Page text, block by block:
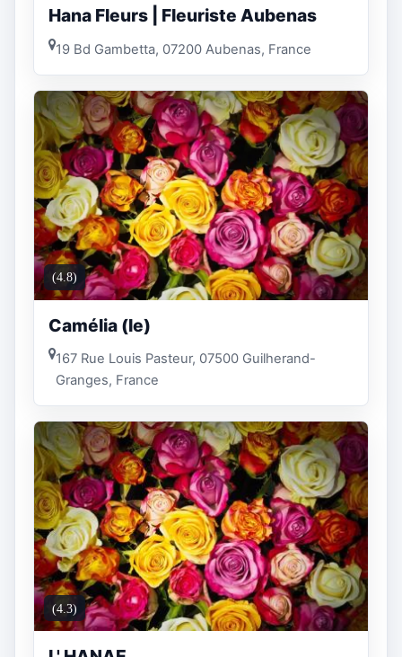
Hana Fleurs | Fleuriste Aubenas
19 Bd Gambetta, 07200 Aubenas, France
(4.8)
Camélia (le)
167 Rue Louis Pasteur, 07500 Guilherand-
Granges, France
(4.3)